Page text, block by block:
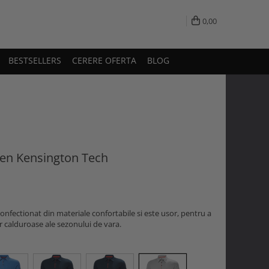
0,00
BESTSELLERS CERERE OFERTA BLOG
Kensington Tech
din materiale confortabile si este usor, pentru a
ale sezonului de vara.